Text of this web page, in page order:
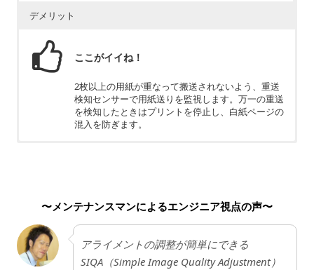
デメリット
ここがイイね！
2枚以上の用紙が重なって搬送されないよう、重送
検知センサーで用紙送りを監視します。万一の重送
を検知したときはプリントを停止し、白紙ページの
混入を防ぎます。
確保が必須です。
〜メンテナンスマンによるエンジニア視点の声〜
アライメントの調整が簡単にできる
SIQA（Simple Image Quality Adjustment）